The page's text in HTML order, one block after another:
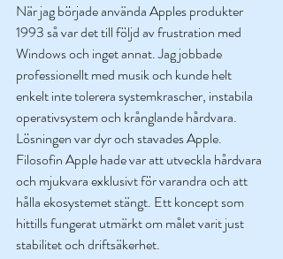
När jag började använda Apples produkter
1993 så var det till följd av frustration med
Windows och inget annat. Jag jobbade
professionellt med musik och kunde helt
enkelt inte tolerera systemkrascher, instabila
operativsystem och krånglande hårdvara.
Lösningen var dyr och stavades Apple.
Filosofin Apple hade var att utveckla hårdvara
och mjukvara exklusivt för varandra och att
hålla ekosystemet stängt. Ett koncept som
hittills fungerat utmärkt om målet varit just
stabilitet och driftsäkerhet.